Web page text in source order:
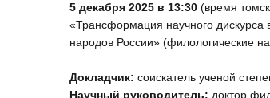
5 декабря 2025 в 13:30 (время
«Трансформация научного дискурса
народов России» (филологические
Докладчик: соискатель ученой
Научный руководитель: доктор